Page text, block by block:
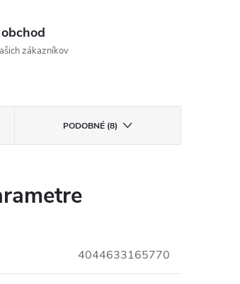
zákazníkov
PODOBNÉ (8)
4044633165770